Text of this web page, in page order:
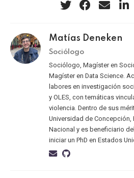
Matías Deneken
Sociólogo
Sociólogo, Magíster en
Magíster en Data Science.
labores en investigación
y OLES, con temáticas
violencia. Dentro de sus
Universidad de Concepción,
Nacional y es beneficiario
iniciar un PhD en Estados